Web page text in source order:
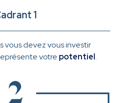
1
vous devez vous investir
votre potentiel.